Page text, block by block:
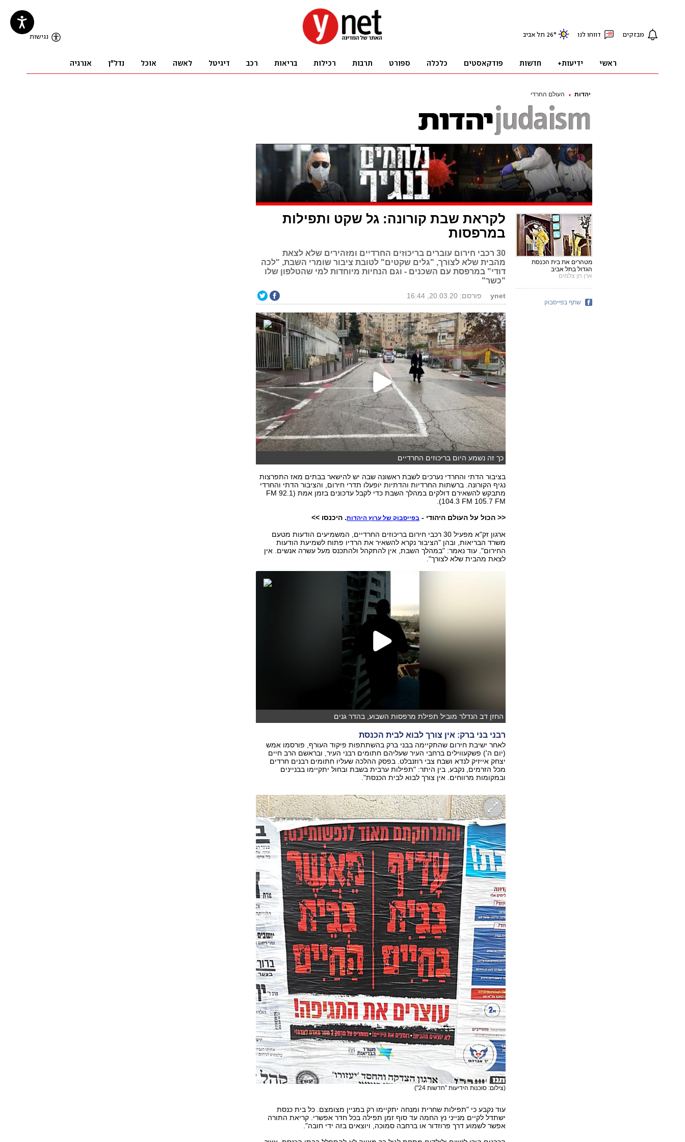
יהדות העולם החרדי
לקראת שבת קורונה: גל שקט ותפילות
במרפסות
30 רכבי חירום עוברים בריכוזים החרדיים ומזהירים שלא לצאת
מהבית שלא לצורך, "גלים שקטים" לטובת ציבור שומרי השבת, "לכה
דודי" במרפסת עם השכנים - וגם הנחיות מיוחדות למי שהטלפון שלו
"כשר"
ynet פורסם: 20.03.20, 16:44
כך זה נשמע היום בריכוזים החרדיים
בציבור הדתי והחרדי נערכים לשבת ראשונה שבה יש להישאר בבתים מאז התפרצות
נגיף הקורונה. ברשתות החרדיות והדתיות יופעלו תדרי חירום, והציבור הדתי והחרדי
מתבקש להשאירם דולקים במהלך השבת כדי לקבל עדכונים בזמן אמת (92.1 FM
104.3 FM 105.7 FM).
<< הכול על העולם היהודי - בפייסבוק של ערוץ היהדות. היכנסו >>
ארגון זק"א מפעיל 30 רכבי חירום בריכוזים החרדיים, המשמיעים הודעות מטעם
משרד הבריאות, ובהן "הציבור נקרא להשאיר את הרדיו פתוח לשמיעת הודעות
החירום". עוד נאמר: "במהלך השבת, אין להתקהל ולהתכנס מעל עשרה אנשים. אין
לצאת מהבית שלא לצורך".
החזן דב הנדלר מוביל תפילת מרפסות השבוע, בהדר גנים
רבני בני ברק: אין צורך לבוא לבית הכנסת
לאחר ישיבת חירום שהתקיימה בבני ברק בהשתתפות פיקוד העורף, פורסמו אמש
(יום ה') פשקעווילים ברחבי העיר שעליהם חתומים רבני העיר, ובראשם הרב חיים
יצחק אייזיק לנדא ושבח צבי רוזנבלט. בפסק ההלכה שעליו חתומים רבנים חרדים
מכל הזרמים, נקבע, בין היתר: "תפילות ערבית בשבת ובחול יתקיימו בבניינים
ובמקומות מרווחים. אין צורך לבוא לבית הכנסת".
(צילום: סוכנות הידיעות "חדשות 24")
עוד נקבע כי "תפילות שחרית ומנחה יתקיימו רק במניין מצומצם. כל בית כנסת
ישתדל לקיים מנייני נץ החמה עד סוף זמן תפילה בכל חדר אפשרי. קריאת התורה
אפשר לשמוע דרך פרוזדור או ברחבה סמוכה, ויוצאים בזה ידי חובה".
מטהרים את בית הכנסת
הגדול בתל אביב
ארן חן צלמים
שתף בפייסבוק